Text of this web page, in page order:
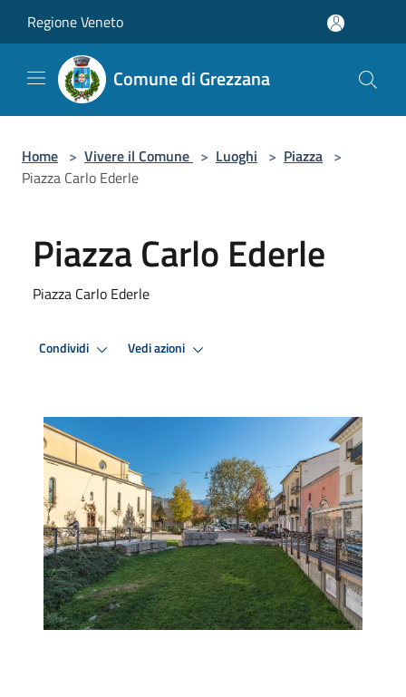
Regione Veneto
Comune di Grezzana
Home > Vivere il Comune > Luoghi > Piazza >
Piazza Carlo Ederle
Piazza Carlo Ederle
Piazza Carlo Ederle
Condividi Vedi azioni